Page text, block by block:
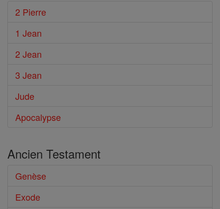
2 Pierre
1 Jean
2 Jean
3 Jean
Jude
Apocalypse
Ancien Testament
Genèse
Exode